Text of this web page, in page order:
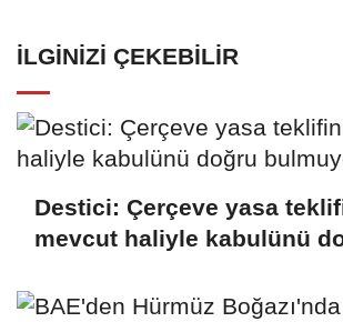
İLGINIZI ÇEKEBILIR
Destici: Çerçeve yasa
mevcut haliyle kabulünü